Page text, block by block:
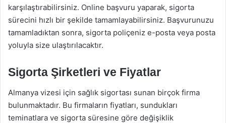
karşılaştırabilirsiniz. Online başvuru yaparak, sigorta
sürecini hızlı bir şekilde tamamlayabilirsiniz. Başvurunuzu
tamamladıktan sonra, sigorta poliçeniz e-posta veya posta
yoluyla size ulaştırılacaktır.
Sigorta Şirketleri ve Fiyatlar
Almanya vizesi için sağlık sigortası sunan birçok firma
bulunmaktadır. Bu firmaların fiyatları, sundukları
teminatlara ve sigorta süresine göre değişiklik